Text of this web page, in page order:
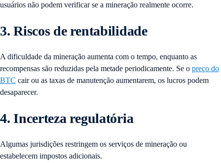
usuários não podem verificar se a mineração realmente ocorre.
3. Riscos de rentabilidade
A dificuldade da mineração aumenta com o tempo, enquanto as
recompensas são reduzidas pela metade periodicamente. Se o preço do
BTC cair ou as taxas de manutenção aumentarem, os lucros podem
desaparecer.
4. Incerteza regulatória
Algumas jurisdições restringem os serviços de mineração ou
estabelecem impostos adicionais.